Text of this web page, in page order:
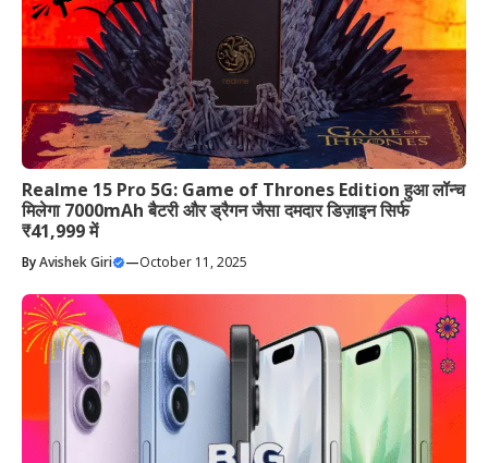
Realme 15 Pro 5G: Game of Thrones Edition हुआ लॉन्च
मिलेगा 7000mAh बैटरी और ड्रैगन जैसा दमदार डिज़ाइन सिर्फ
₹41,999 में
ByAvishek Giri —October 11, 2025